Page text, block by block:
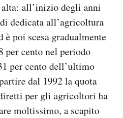
alta: all’inizio degli anni
dedicata all’agricoltura
è poi scesa gradualmente
per cento nel periodo
per cento dell’ultimo
dal 1992 la quota
per gli agricoltori ha
moltissimo, a scapito